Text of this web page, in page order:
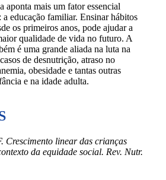
aponta mais um fator essencial
a educação familiar. Ensinar hábitos
os primeiros anos, pode ajudar a
qualidade de vida no futuro. A
é uma grande aliada na luta na
de desnutrição, atraso no
obesidade e tantas outras
e na idade adulta.
Crescimento linear das crianças
da equidade social. Rev. Nutr.